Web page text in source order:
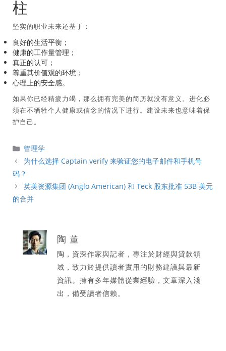
柱
坚实的职业未来还基于：
良好的生活平衡；
健康的工作量管理；
真正的认可；
尊重其价值观的环境；
心理上的安全感。
如果你已经精疲力竭，那么拥有完美的简历就没有意义。进化必
须在不牺牲个人健康或信念的情况下进行。建设未来也意味着保
护自己。
分
類
管理学
为什么选择 Captain verify 来验证您的电子邮件和手机号
码？
英美资源集团 (Anglo American) 和 Teck 股东批准 53B 美元
的合并
陶 董
陶，資深作家與記者，專注於財經與貸款領
域，致力於提供讀者實用的財務建議與最新
資訊。擁有多年媒體從業經驗，文章深入淺
出，備受讀者信賴。